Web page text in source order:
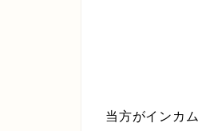
当方がインカ